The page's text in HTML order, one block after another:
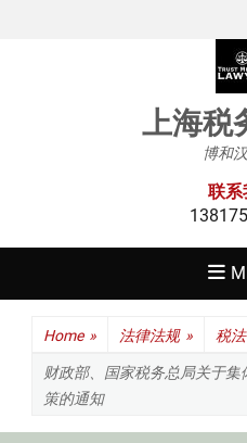
上海税
博和
联系
Home » 法律法规 » 税法
财政部、国家税务总局关于
策的通知